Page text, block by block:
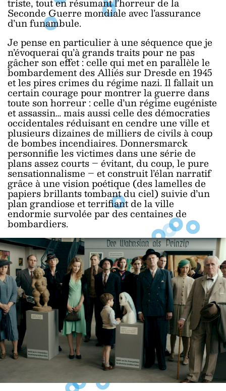
Seconde Guerre mondiale avec l’assurance
d’un funambule.
Je pense en particulier à une séquence que je
n’évoquerai qu’à grands traits pour ne pas
gâcher son effet : celle qui met en parallèle le
bombardement des Alliés sur Dresde en 1945
et les pires crimes du régime nazi. Il fallait un
certain courage pour montrer la guerre dans
toute son horreur : celle d’un régime eugéniste
et assassin… mais aussi celle des démocraties
occidentales réduisant en cendre une ville et
plusieurs dizaines de milliers de civils à coup
de bombes incendiaires. Donnersmarck
personnifie les victimes dans une série de
plans assez courts – évitant, du coup, le pure
sensationnalisme – et construit l’élan narratif
grâce à une vision poétique (des lamelles de
papiers brillants tombant du ciel) suivie d’un
plan grandiose et terrifiant de la ville
endormie survolée par des centaines de
bombardiers.